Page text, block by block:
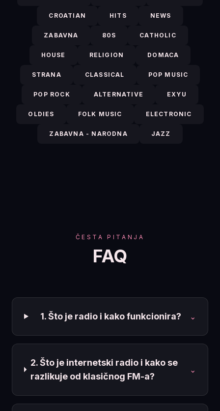
CROATIAN HITS NEWS
ZABAVNA 80S CATHOLIC
HOUSE RELIGION DOMACA
STRANA CLASSICAL POP MUSIC
POP ROCK ALTERNATIVE EXYU
OLDIES FOLK MUSIC ELECTRONIC
ZABAVNA - NARODNA JAZZ
ČESTA PITANJA
FAQ
1. Što je radio i kako funkcionira? ⌄
2. Što je internetski radio i kako se
razlikuje od klasičnog FM-a?
⌄